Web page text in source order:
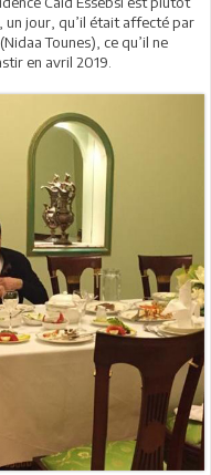
un jour, qu’il était affecté par
Tounes), ce qu’il ne
en avril 2019.